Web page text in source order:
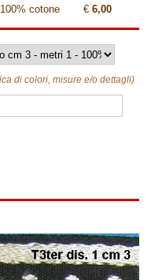
cotone
€ 6,00
di colori, misure e/o dettagli)